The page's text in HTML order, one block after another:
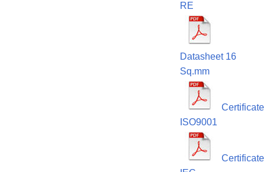
RE
Datasheet 16
Sq.mm
Certificate
ISO9001
Certificate